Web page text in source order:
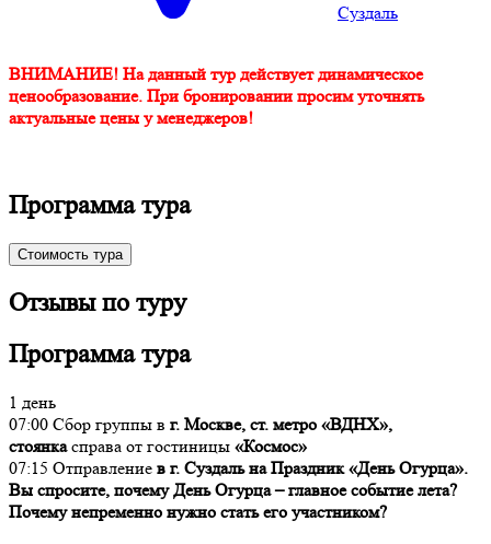
Суздаль
ВНИМАНИЕ! На данный тур действует динамическое
ценообразование. При бронировании просим уточнять
актуальные цены у менеджеров!
Программа тура
Стоимость тура
Отзывы по туру
Программа тура
1 день
07:00 Сбор группы в г. Москве, ст. метро «ВДНХ»,
стоянкасправа от гостиницы «Космос»
07:15 Отправление в г. Суздаль на Праздник «День Огурца».
Вы спросите, почему День Огурца – главное событие лета?
Почему непременно нужно стать его участником?